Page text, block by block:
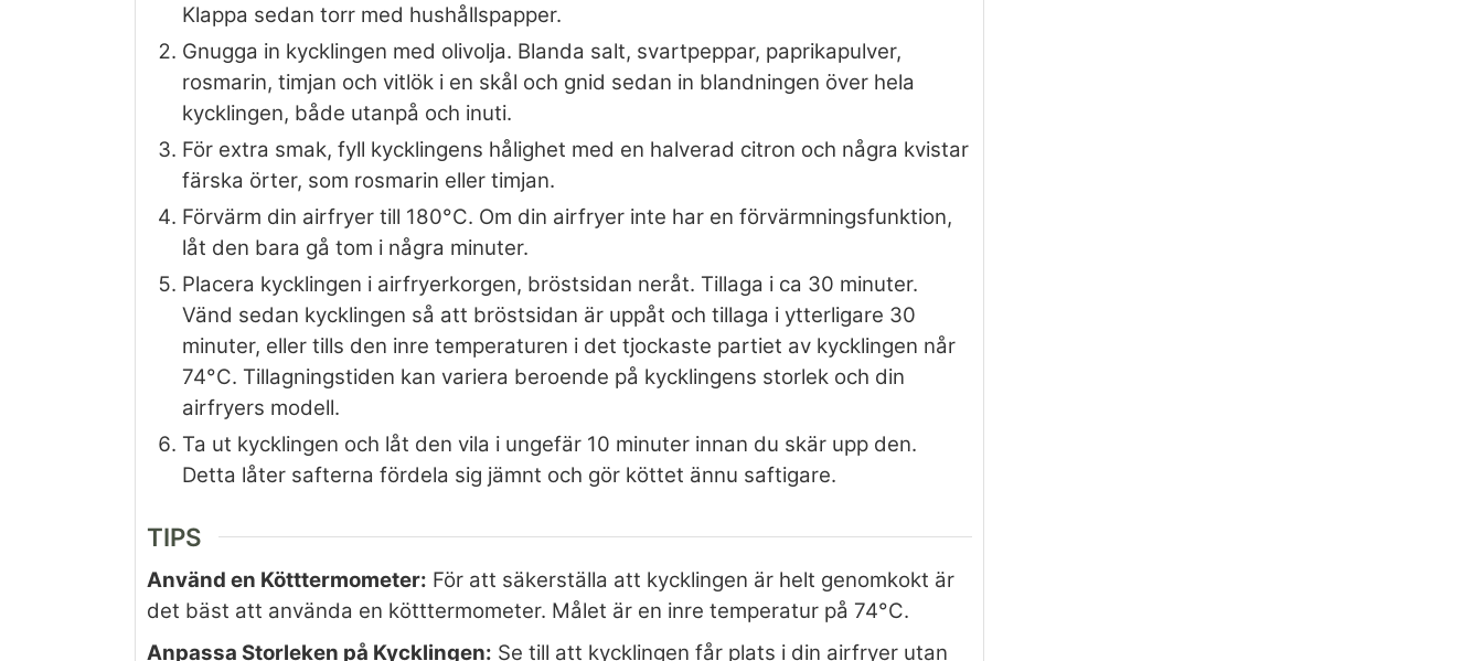
Klappa sedan torr med hushållspapper.
Gnugga in kycklingen med olivolja. Blanda salt, svartpeppar, paprikapulver,
rosmarin, timjan och vitlök i en skål och gnid sedan in blandningen över hela
kycklingen, både utanpå och inuti.
För extra smak, fyll kycklingens hålighet med en halverad citron och några kvistar
färska örter, som rosmarin eller timjan.
Förvärm din airfryer till 180°C. Om din airfryer inte har en förvärmningsfunktion,
låt den bara gå tom i några minuter.
Placera kycklingen i airfryerkorgen, bröstsidan neråt. Tillaga i ca 30 minuter.
Vänd sedan kycklingen så att bröstsidan är uppåt och tillaga i ytterligare 30
minuter, eller tills den inre temperaturen i det tjockaste partiet av kycklingen når
74°C. Tillagningstiden kan variera beroende på kycklingens storlek och din
airfryers modell.
Ta ut kycklingen och låt den vila i ungefär 10 minuter innan du skär upp den.
Detta låter safterna fördela sig jämnt och gör köttet ännu saftigare.
TIPS
Använd en Kötttermometer: För att säkerställa att kycklingen är helt genomkokt är
det bäst att använda en kötttermometer. Målet är en inre temperatur på 74°C.
Anpassa Storleken på Kycklingen: Se till att kycklingen får plats i din airfryer utan